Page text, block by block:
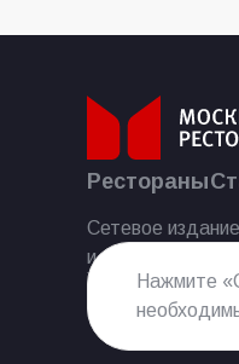
Рестораны
Сетевое
и массовых
Реестровая
Нажмите